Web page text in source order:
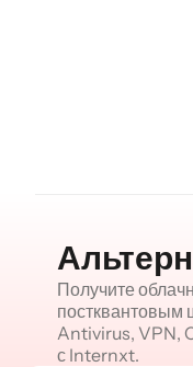
Получите
постквантовым
Antivirus, VPN,
с Internxt.